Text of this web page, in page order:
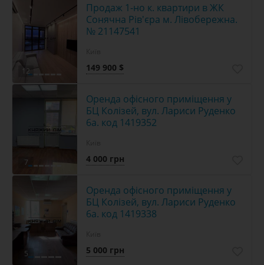
12
Продаж 1-но к. квартири в ЖК
Сонячна Рів'єра м. Лівобережна.
№ 21147541
149 900 $
7
Оренда офісного приміщення у
БЦ Колізей, вул. Лариси Руденко
6а. код 1419352
4 000 грн
5
Оренда офісного приміщення у
БЦ Колізей, вул. Лариси Руденко
6а. код 1419338
5 000 грн